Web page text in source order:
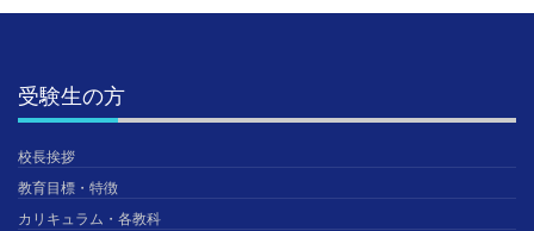
受験生の方
校長挨拶
教育目標・特徴
カリキュラム・各教科